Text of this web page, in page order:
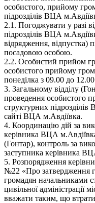
особистого, прийому
підрозділів ВЦА
2.1. Погоджувати у разі
підрозділів ВЦА
відрядження, відпустка)
посадовою особою.
2.2. Особистий прийом
особистого прийому
понеділка з 09.00 до
3. Загальному відділу
проведення особистого
структурних
сайті ВЦА м.Авдіївка.
4. Координацію дій за
керівника ВЦА
(Гонтар), контроль за
заступника керівника
5. Розпорядження
№22 «Про затвердження
громадян начальниками
цивільної адміністрації
вважати таким, що